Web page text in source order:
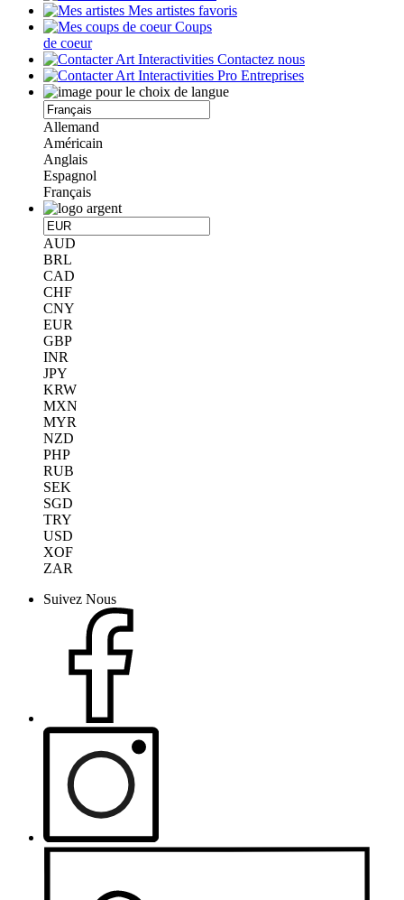
Mes artistes favoris
Coups
de coeur
Contactez nous
Entreprises
Allemand
Américain
Anglais
Espagnol
Français
AUD
BRL
CAD
CHF
CNY
EUR
GBP
INR
JPY
KRW
MXN
MYR
NZD
PHP
RUB
SEK
SGD
TRY
USD
XOF
ZAR
Suivez Nous